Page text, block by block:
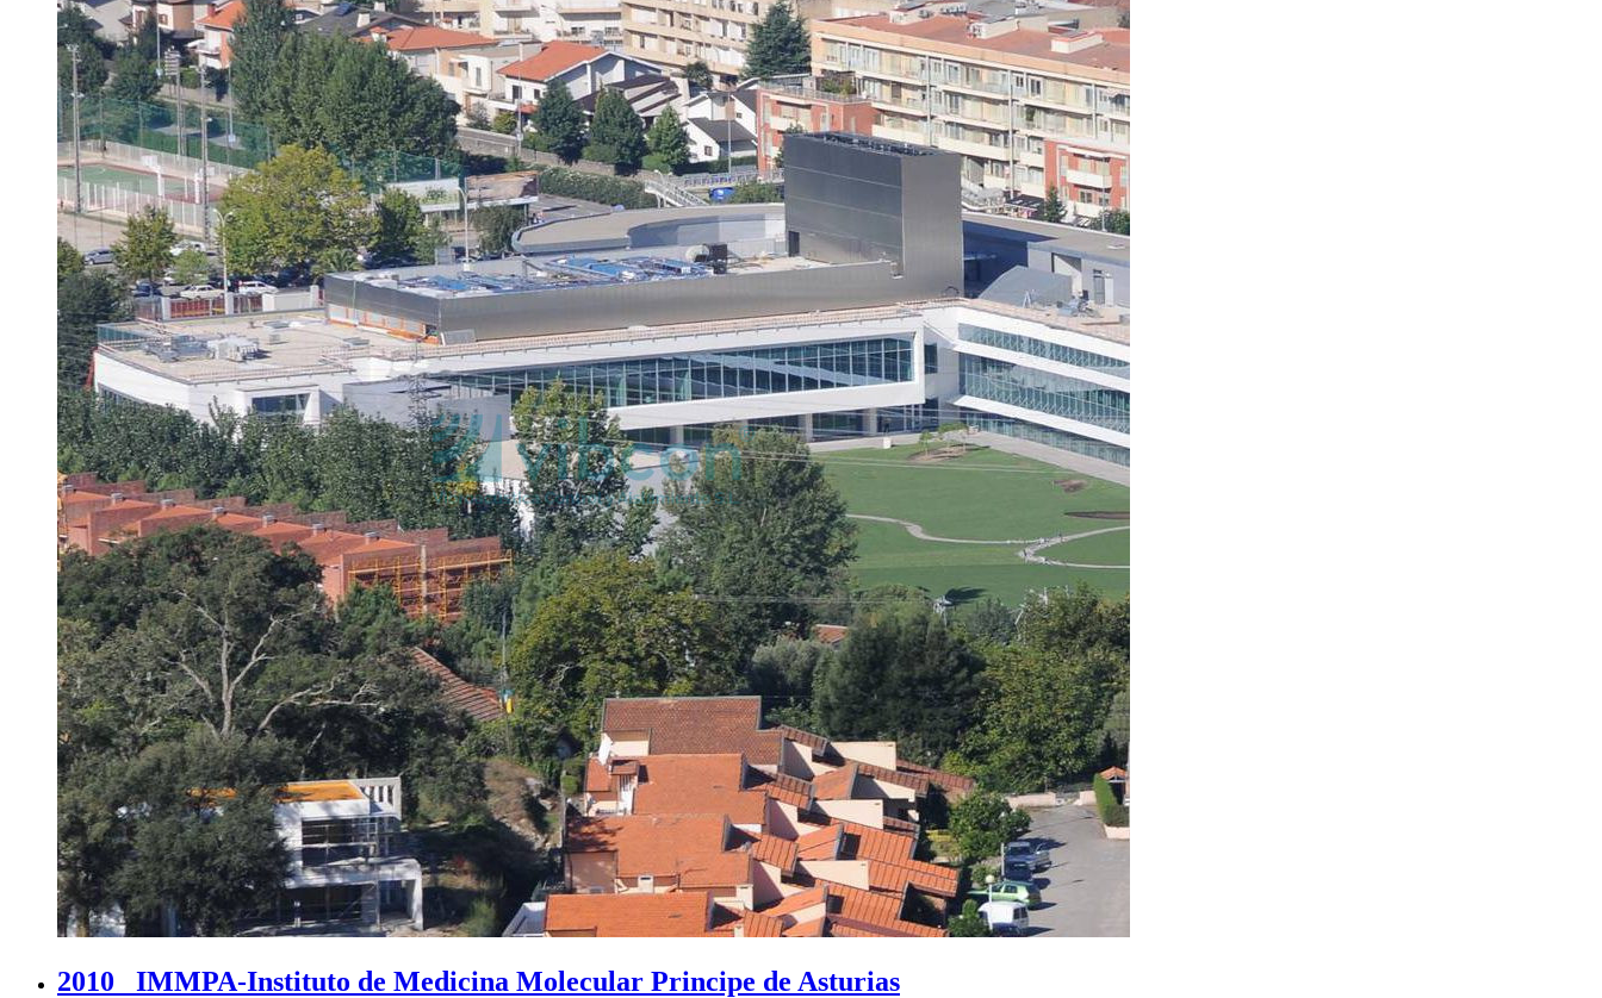
2010_ IMMPA-Instituto de Medicina Molecular Principe de Asturias